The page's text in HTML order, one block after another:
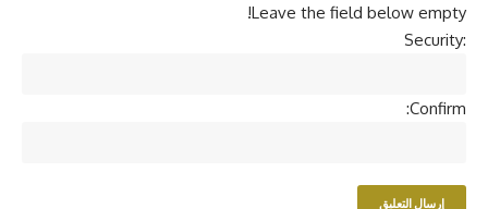
Leave the field below empty!
Security:
Confirm: